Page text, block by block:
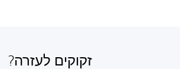
זקוקים לעזרה?